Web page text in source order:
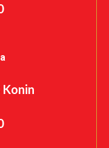
Konin